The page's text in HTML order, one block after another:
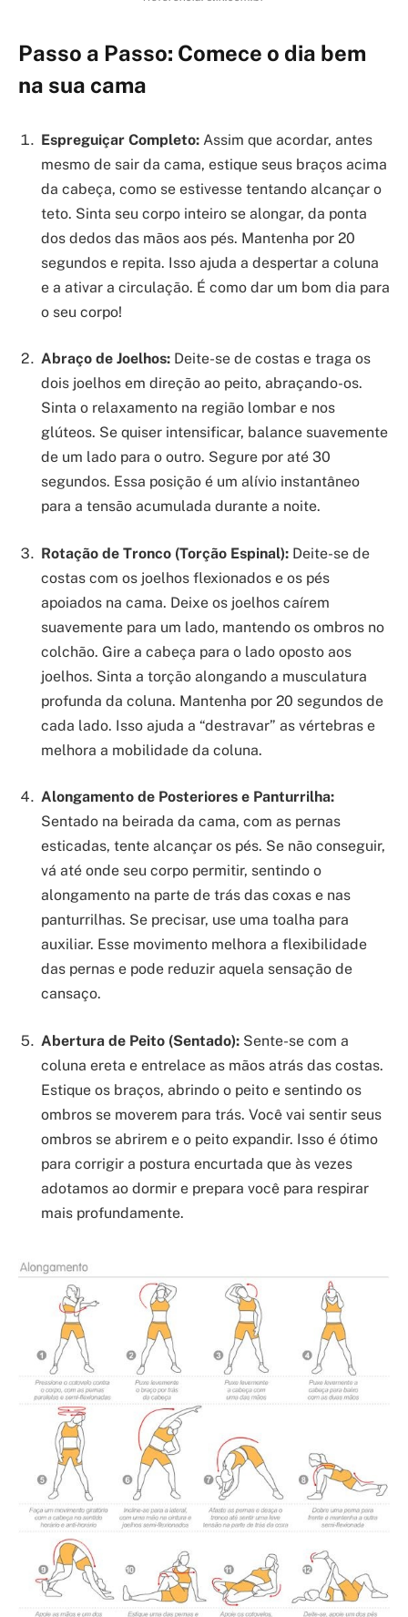
Passo a Passo: Comece o dia bem
na sua cama
Espreguiçar Completo: Assim que acordar, antes
mesmo de sair da cama, estique seus braços acima
da cabeça, como se estivesse tentando alcançar o
teto. Sinta seu corpo inteiro se alongar, da ponta
dos dedos das mãos aos pés. Mantenha por 20
segundos e repita. Isso ajuda a despertar a coluna
e a ativar a circulação. É como dar um bom dia para
o seu corpo!
Abraço de Joelhos: Deite-se de costas e traga os
dois joelhos em direção ao peito, abraçando-os.
Sinta o relaxamento na região lombar e nos
glúteos. Se quiser intensificar, balance suavemente
de um lado para o outro. Segure por até 30
segundos. Essa posição é um alívio instantâneo
para a tensão acumulada durante a noite.
Rotação de Tronco (Torção Espinal): Deite-se de
costas com os joelhos flexionados e os pés
apoiados na cama. Deixe os joelhos caírem
suavemente para um lado, mantendo os ombros no
colchão. Gire a cabeça para o lado oposto aos
joelhos. Sinta a torção alongando a musculatura
profunda da coluna. Mantenha por 20 segundos de
cada lado. Isso ajuda a “destravar” as vértebras e
melhora a mobilidade da coluna.
Alongamento de Posteriores e Panturrilha:
Sentado na beirada da cama, com as pernas
esticadas, tente alcançar os pés. Se não conseguir,
vá até onde seu corpo permitir, sentindo o
alongamento na parte de trás das coxas e nas
panturrilhas. Se precisar, use uma toalha para
auxiliar. Esse movimento melhora a flexibilidade
das pernas e pode reduzir aquela sensação de
cansaço.
Abertura de Peito (Sentado): Sente-se com a
coluna ereta e entrelace as mãos atrás das costas.
Estique os braços, abrindo o peito e sentindo os
ombros se moverem para trás. Você vai sentir seus
ombros se abrirem e o peito expandir. Isso é ótimo
para corrigir a postura encurtada que às vezes
adotamos ao dormir e prepara você para respirar
mais profundamente.